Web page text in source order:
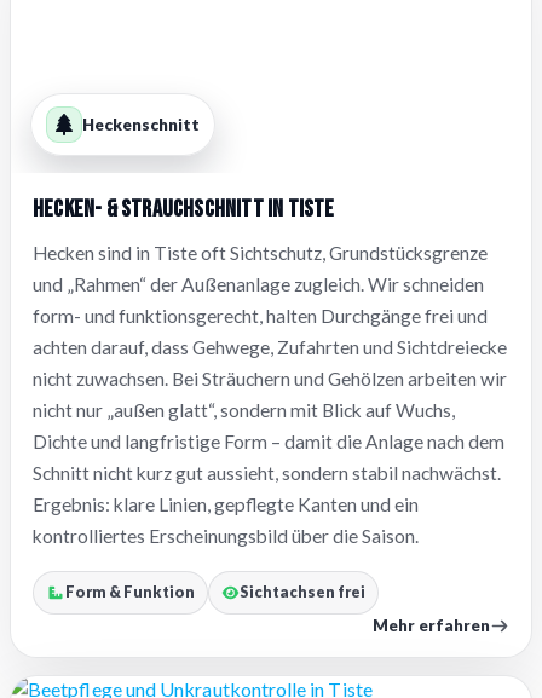
Heckenschnitt
Hecken- & Strauchschnitt in Tiste
Hecken sind in Tiste oft Sichtschutz, Grundstücksgrenze
und „Rahmen“ der Außenanlage zugleich. Wir schneiden
form- und funktionsgerecht, halten Durchgänge frei und
achten darauf, dass Gehwege, Zufahrten und Sichtdreiecke
nicht zuwachsen. Bei Sträuchern und Gehölzen arbeiten wir
nicht nur „außen glatt“, sondern mit Blick auf Wuchs,
Dichte und langfristige Form – damit die Anlage nach dem
Schnitt nicht kurz gut aussieht, sondern stabil nachwächst.
Ergebnis: klare Linien, gepflegte Kanten und ein
kontrolliertes Erscheinungsbild über die Saison.
Form & Funktion Sichtachsen frei
Mehr erfahren